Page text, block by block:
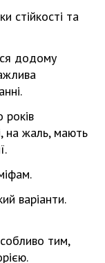
стійкості та
додому
років
на жаль, мають
варіанти.
тим,